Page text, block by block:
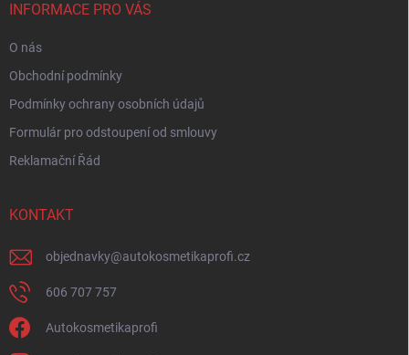
INFORMACE PRO VÁS
O nás
Obchodní podmínky
Podmínky ochrany osobních údajů
Formulár pro odstoupení od smlouvy
Reklamační Řád
KONTAKT
objednavky@autokosmetikaprofi.cz
606 707 757
Autokosmetikaprofi